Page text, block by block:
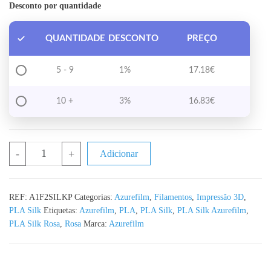
Desconto por quantidade
QUANTIDADE DESCONTO PREÇO
5 - 9 1% 17.18€
10 + 3% 16.83€
- + Adicionar
REF: A1F2SILKP Categorias: Azurefilm Filamentos Impressão 3D
PLA Silk Etiquetas: Azurefilm PLA PLA Silk PLA Silk Azurefilm
PLA Silk Rosa Rosa Marca: Azurefilm